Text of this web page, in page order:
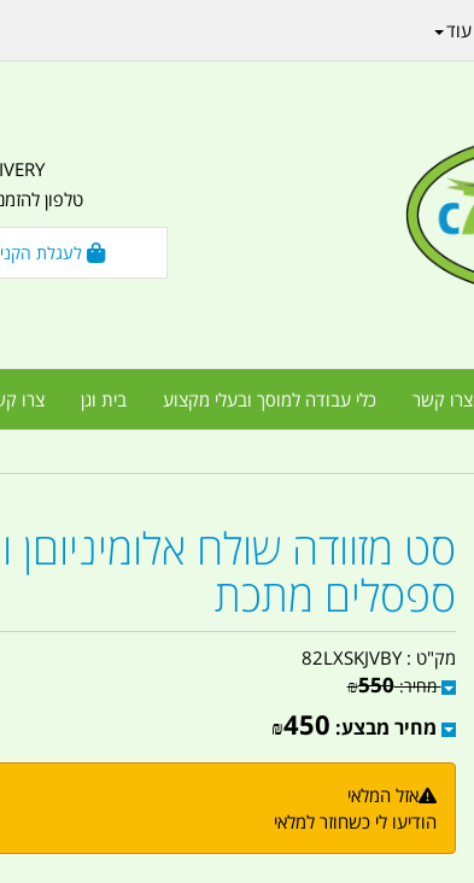
טלפון להזמנות: 052-
צרו קשר כלי עבודה למוסך ובעלי מקצוע בית וגן צרו
עוד
ספסלים מתכת
מק"ט :82LXSKJVBY
מחיר: ₪550
מחיר מבצע: ₪450
אזל המלאי
הודיעו לי כשחוזר למלאי